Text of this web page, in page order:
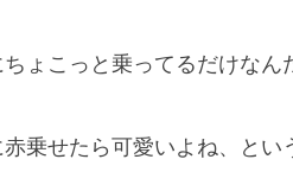
ょこっと乗ってるだけなん
赤乗せたら可愛いよね、と